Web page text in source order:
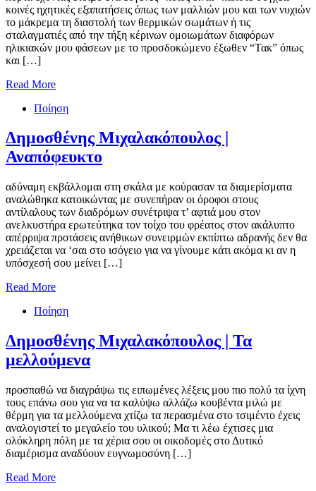
κοινές ηχητικές εξαπατήσεις όπως των μαλλιών μου και των νυχιών
το μάκρεμα τη διαστολή των θερμικών σωμάτων ή τις
σταλαγματιές από την τήξη κέρινων ομοιωμάτων διαφόρων
ηλικιακών μου φάσεων με το προσδοκώμενο έξωθεν “Τακ” όπως
και […]
Read More
Ποίηση
Δημοσθένης Μιχαλακόπουλος |
Αναπόφευκτο
αδύναμη εκβάλλομαι στη σκάλα με κούρασαν τα διαμερίσματα
αναλώθηκα κατοικώντας με συνεπήραν οι όροφοι στους
αντίλαλους των διαδρόμων συνέτριψα τ’ αφτιά μου στον
ανελκυστήρα ερωτεύτηκα τον τοίχο του φρέατος στον ακάλυπτο
απέρριψα προτάσεις ανήθικων συνειρμών εκπίπτω αδρανής δεν θα
χρειάζεται να ‘σαι στο ισόγειο για να γίνουμε κάτι ακόμα κι αν η
υπόσχεσή σου μείνει […]
Read More
Ποίηση
Δημοσθένης Μιχαλακόπουλος | Τα
μελλούμενα
προσπαθώ να διαγράψω τις ειπωμένες λέξεις μου πιο πολύ τα ίχνη
τους επάνω σου για να τα καλύψω αλλάζω κουβέντα μιλώ με
θέρμη για τα μελλούμενα χτίζω τα περασμένα στο τσιμέντο έχεις
αναλογιστεί το μεγαλείο του υλικού; Μα τι λέω έχτισες μια
ολόκληρη πόλη με τα χέρια σου οι οικοδομές στο Δυτικό
διαμέρισμα αναδύουν ευγνωμοσύνη […]
Read More